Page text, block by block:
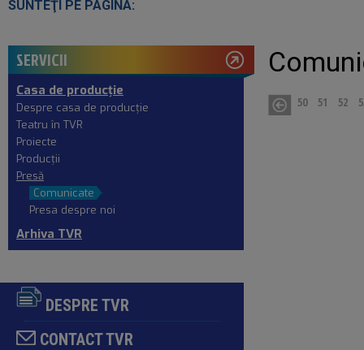
SUNTEŢI PE PAGINA:
SERVICII
Casa de producţie
Despre casa de producţie
Teatru în TVR
Proiecte
Producţii
Presă
Comunicate
Presa despre noi
Arhiva TVR
DESPRE TVR
CONTACT TVR
50 51 52